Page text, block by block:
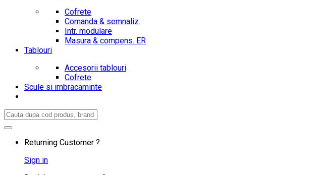
Cofrete
Comanda & semnaliz.
Intr. modulare
Masura & compens. ER
Tablouri
Accesorii tablouri
Cofrete
Scule si imbracaminte
Search
for:
Returning Customer ?
Sign in